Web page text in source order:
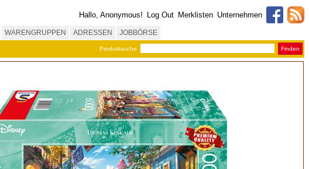
Hallo, Anonymous! Log Out Merklisten Unternehmen
WARENGRUPPEN ADRESSEN JOBBÖRSE
Produktsuche Finden